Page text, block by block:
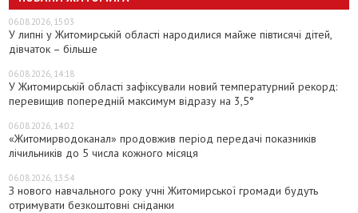
06.08.2026, 15:03
У липні у Житомирській області народилися майже півтисячі дітей,
дівчаток – більше
06.08.2026, 14:18
У Житомирській області зафіксували новий температурний рекорд:
перевищив попередній максимум відразу на 3,5°
06.08.2026, 14:02
«Житомирводоканал» продовжив період передачі показників
лічильників до 5 числа кожного місяця
06.08.2026, 13:54
З нового навчального року учні Житомирської громади будуть
отримувати безкоштовні сніданки